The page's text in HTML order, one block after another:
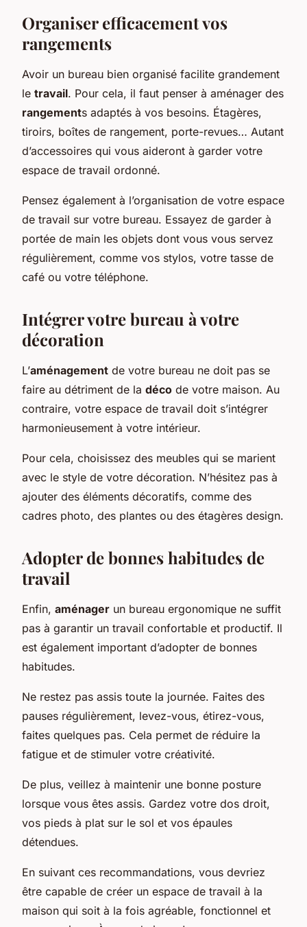
Organiser efficacement vos
rangements
Avoir un bureau bien organisé facilite grandement
le travail. Pour cela, il faut penser à aménager des
rangements adaptés à vos besoins. Étagères,
tiroirs, boîtes de rangement, porte-revues… Autant
d’accessoires qui vous aideront à garder votre
espace de travail ordonné.
Pensez également à l’organisation de votre espace
de travail sur votre bureau. Essayez de garder à
portée de main les objets dont vous vous servez
régulièrement, comme vos stylos, votre tasse de
café ou votre téléphone.
Intégrer votre bureau à votre
décoration
L’aménagement de votre bureau ne doit pas se
faire au détriment de la déco de votre maison. Au
contraire, votre espace de travail doit s’intégrer
harmonieusement à votre intérieur.
Pour cela, choisissez des meubles qui se marient
avec le style de votre décoration. N’hésitez pas à
ajouter des éléments décoratifs, comme des
cadres photo, des plantes ou des étagères design.
Adopter de bonnes habitudes de
travail
Enfin, aménager un bureau ergonomique ne suffit
pas à garantir un travail confortable et productif. Il
est également important d’adopter de bonnes
habitudes.
Ne restez pas assis toute la journée. Faites des
pauses régulièrement, levez-vous, étirez-vous,
faites quelques pas. Cela permet de réduire la
fatigue et de stimuler votre créativité.
De plus, veillez à maintenir une bonne posture
lorsque vous êtes assis. Gardez votre dos droit,
vos pieds à plat sur le sol et vos épaules
détendues.
En suivant ces recommandations, vous devriez
être capable de créer un espace de travail à la
maison qui soit à la fois agréable, fonctionnel et